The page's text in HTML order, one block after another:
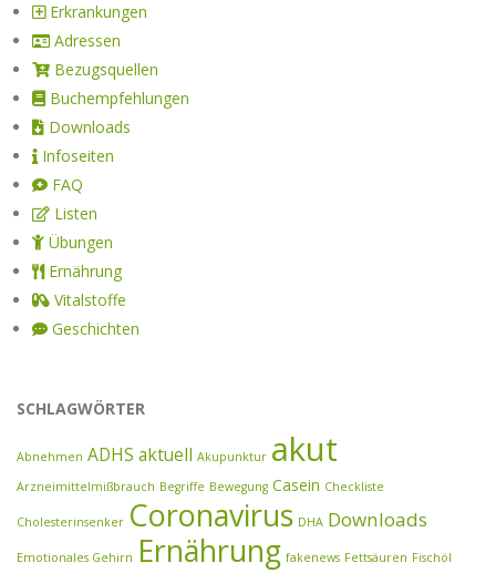
Erkrankungen
Adressen
Bezugsquellen
Buchempfehlungen
Downloads
Infoseiten
FAQ
Listen
Übungen
Ernährung
Vitalstoffe
Geschichten
SCHLAGWÖRTER
Abnehmen ADHS aktuell Akupunktur akut
Arzneimittelmißbrauch Begriffe Bewegung Casein Checkliste
Cholesterinsenker Coronavirus DHA Downloads
Emotionales Gehirn Ernährung fakenews Fettsäuren Fischöl